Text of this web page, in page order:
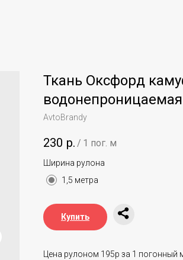
Ткань Оксфорд
водонепроницаемая
AvtoBrandy
230 р. / 1 пог. м
Ширина рулона
1,5 метра
Купить
Цена рулоном 195р за 1 погонный